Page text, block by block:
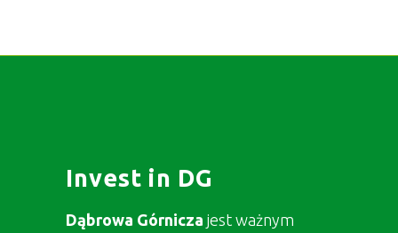
Invest in DG
Dąbrowa Górnicza jest ważnym